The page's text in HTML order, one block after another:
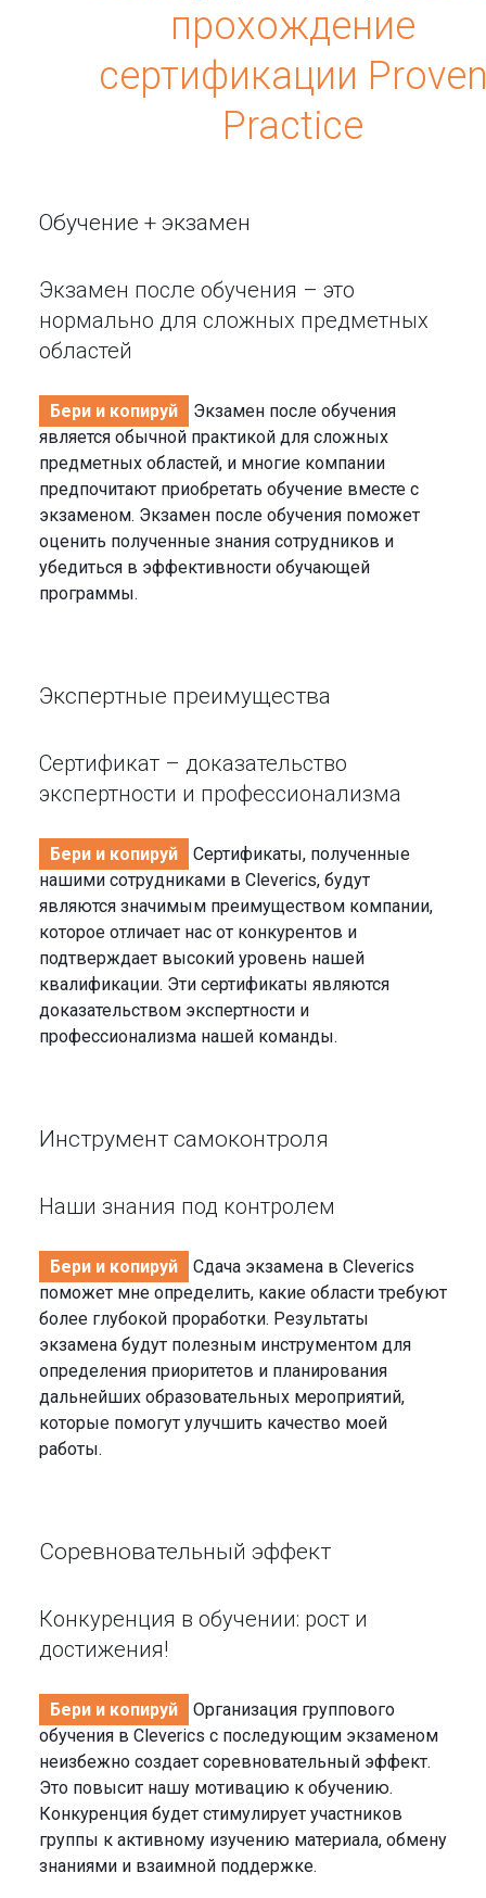
прохождение
сертификации
Practice
Обучение + экзамен
Экзамен после обучения – это
нормально для сложных предметных
областей
Бери и копируй
Экзамен после обучения
является обычной практикой для сложных
предметных областей, и многие компании
предпочитают приобретать обучение вместе с
экзаменом. Экзамен после обучения поможет
оценить полученные знания сотрудников и
убедиться в эффективности обучающей
программы.
Экспертные преимущества
Сертификат – доказательство
экспертности и профессионализма
Бери и копируй
Сертификаты, полученные
нашими сотрудниками в Cleverics, будут
являются значимым преимуществом компании,
которое отличает нас от конкурентов и
подтверждает высокий уровень нашей
квалификации. Эти сертификаты являются
доказательством экспертности и
профессионализма нашей команды.
Инструмент самоконтроля
Наши знания под контролем
Бери и копируй
Сдача экзамена в Cleverics
поможет мне определить, какие области требуют
более глубокой проработки. Результаты
экзамена будут полезным инструментом для
определения приоритетов и планирования
дальнейших образовательных мероприятий,
которые помогут улучшить качество моей
работы.
Соревновательный эффект
Конкуренция в обучении: рост и
достижения!
Бери и копируй
Организация группового
обучения в Cleverics с последующим экзаменом
неизбежно создает соревновательный эффект.
Это повысит нашу мотивацию к обучению.
Конкуренция будет стимулирует участников
группы к активному изучению материала, обмену
знаниями и взаимной поддержке.